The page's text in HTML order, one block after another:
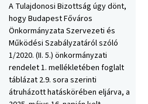
A Tulajdonosi Bizottság úgy dönt,
hogy Budapest Főváros
Önkormányzata Szervezeti és
Működési Szabályzatáról szóló
1/2020. (II. 5.) önkormányzati
rendelet 1. mellékletében foglalt
táblázat 2.9. sora szerinti
átruházott hatáskörében eljárva, a